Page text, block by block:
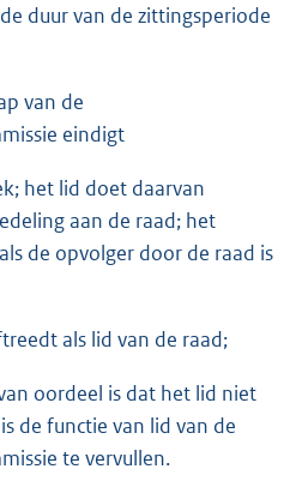
duur van de zittingsperiode
van de
eindigt
het lid doet daarvan
aan de raad; het
de opvolger door de raad is
als lid van de raad;
oordeel is dat het lid niet
de functie van lid van de
te vervullen.